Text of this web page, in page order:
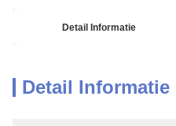
Detail Informatie
Detail Informatie